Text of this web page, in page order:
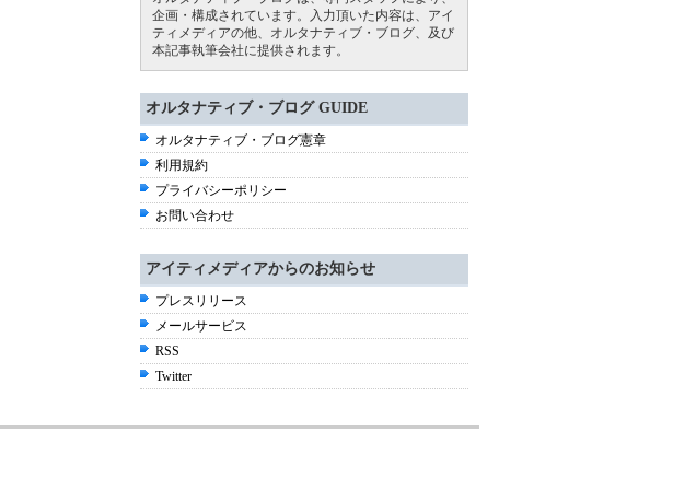
企画・構成されています。入力頂いた内容は、アイ
ティメディアの他、オルタナティブ・ブログ、及び
本記事執筆会社に提供されます。
オルタナティブ・ブログ GUIDE
オルタナティブ・ブログ憲章
利用規約
プライバシーポリシー
お問い合わせ
アイティメディアからのお知らせ
プレスリリース
メールサービス
RSS
Twitter